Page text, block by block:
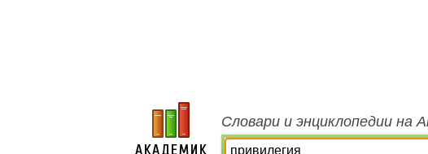
Словари и энциклопедии на